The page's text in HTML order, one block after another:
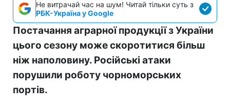
Не витрачай час на шум! Читай тільки суть з
РБК-Україна у Google
Постачання аграрної продукції з України
цього сезону може скоротитися більш
ніж наполовину. Російські атаки
порушили роботу чорноморських
портів.